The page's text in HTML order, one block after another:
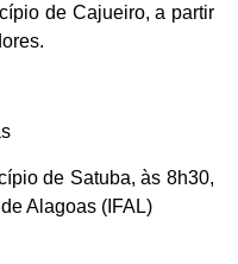
de Cajueiro, a partir
de Satuba, às 8h30,
Alagoas (IFAL)